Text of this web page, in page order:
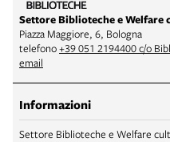
Settore Biblioteche e Welfare
Piazza Maggiore, 6, Bologna
telefono+39 051 2194400 c/o
email
Informazioni
Settore Biblioteche e Welfare